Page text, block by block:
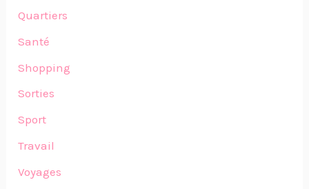
Quartiers
Santé
Shopping
Sorties
Sport
Travail
Voyages